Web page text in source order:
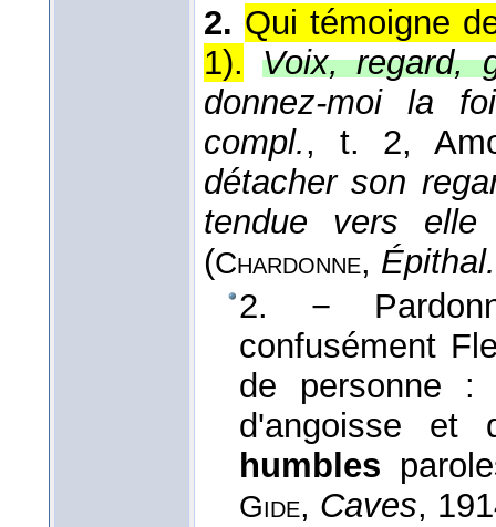
2. Qui témoigne
1). Voix, regard,
donnez-moi la
compl., t. 2,
détacher son
tendue vers
(Chardonne, Épithal.
2. −
confusément
de personne :
d'angoisse et
humbles
Gide, Caves,